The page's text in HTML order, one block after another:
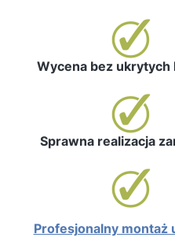
Wycena bez ukrytych
Sprawna realizacja
Profesjonalny montaż